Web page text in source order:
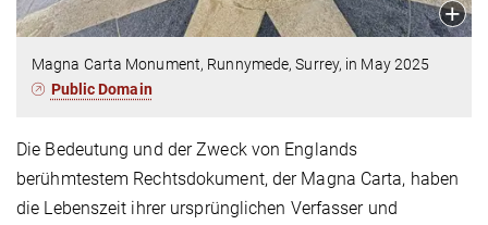
Magna Carta Monument, Runnymede, Surrey, in May 2025
Public Domain
Die Bedeutung und der Zweck von Englands
berühmtestem Rechtsdokument, der Magna Carta, haben
die Lebenszeit ihrer ursprünglichen Verfasser und